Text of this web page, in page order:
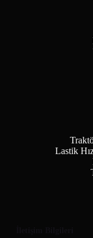
Lastik